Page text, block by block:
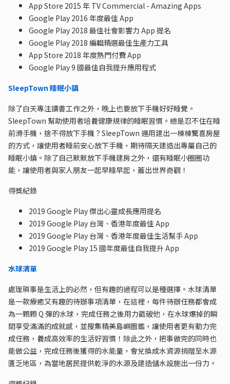
App Store 2015 年 TV Commercial - Amazing Apps
Google Play 2016 年度最佳 App
Google Play 2018 最佳社會影響力 App 提名
Google Play 2018 編輯精選最佳生產力工具
App Store 2018 年度熱門付費 App
Google Play 9 國最佳自我提升應用程式
SleepTown 睡眠小鎮
除了白天專注讀書工作之外，晚上也要放下手機好好睡覺。
SleepTown 幫助使用者培養健康規律的睡眠習慣。總是忍不住在睡
前滑手機，捨不得放下手機？SleepTown 運用建出一棟棟驚喜房屋
的方式，讓使用者睡前安心放下手機，期待隔天建造出專屬自己的
睡眠小鎮。除了自己默默放下手機建房之外，還有睡眠小圈圈功
能，讓使用者與家人朋友一起早睡早起，蓋出世界奇觀！
得獎紀錄
2019 Google Play 傑出心靈成長應用提名
2019 Google Play 台灣、香港年度最佳 App
2019 Google Play 台灣、香港年度最佳生活幫手 App
2019 Google Play 15 國年度最佳自我提升 App
水球清單
處理瑣事是生活上的必然，但有趣的過程可以是種選擇。水球清單
是一款療癒又有趣的待辦事項清單，在這裡，每件待辦任務都會成
為一顆顆 Q 彈的水球，完成任務之後用力戳破他，在水球爆掉的瞬
間享受滿滿的成就感，並搜集精美島嶼圖鑑，讓使用者更有動力完
成任務，養成高效率的生活好習慣！除此之外，把事做完的同時也
能做公益，完成任務後獲得的水能量，會兌換成水資源捐贈至水源
匱乏地區，為當地居民提供乾淨的水源及建造儲水設施出一份力。